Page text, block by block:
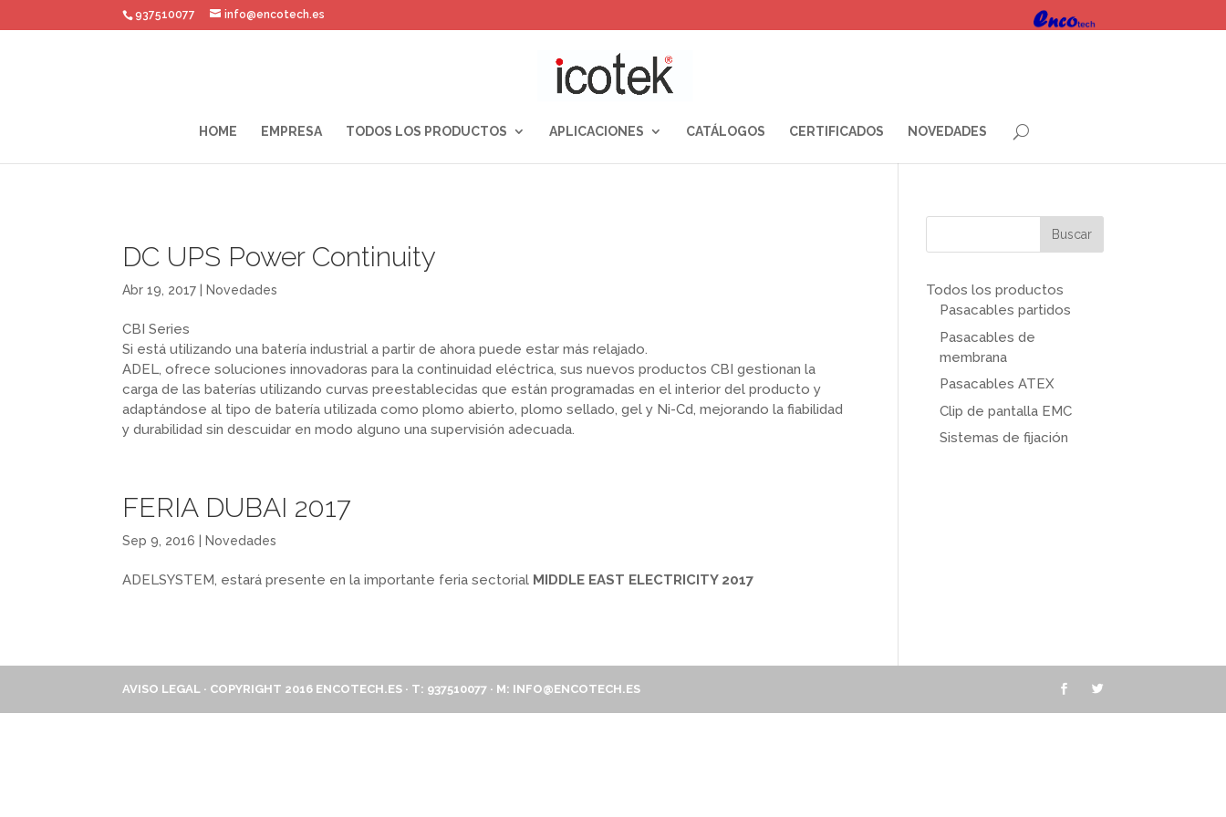
937510077 info@encotech.es
HOME EMPRESA TODOS LOS PRODUCTOS APLICACIONES CATÁLOGOS CERTIFICADOS NOVEDADES
DC UPS Power Continuity
Abr 19, 2017 Novedades
CBI Series
Si está utilizando una batería industrial a partir de ahora puede estar más relajado.
ADEL, ofrece soluciones innovadoras para la continuidad eléctrica, sus nuevos productos CBI gestionan la
carga de las baterías utilizando curvas preestablecidas que están programadas en el interior del producto y
adaptándose al tipo de batería utilizada como plomo abierto, plomo sellado, gel y Ni-Cd, mejorando la fiabilidad
y durabilidad sin descuidar en modo alguno una supervisión adecuada.
FERIA DUBAI 2017
Sep 9, 2016 Novedades
ADELSYSTEM, estará presente en la importante feria sectorial MIDDLE EAST ELECTRICITY 2017
Todos los productos
Pasacables partidos
Pasacables de
membrana
Pasacables ATEX
Clip de pantalla EMC
Sistemas de fijación
AVISO LEGAL · COPYRIGHT 2016 ENCOTECH.ES · T: 937510077 · M: INFO@ENCOTECH.ES